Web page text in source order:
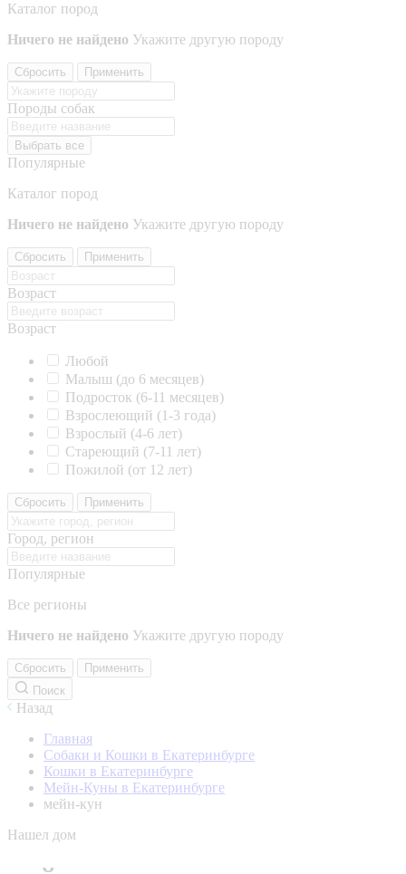
Каталог пород
Ничего не найдено Укажите другую породу
Сбросить Применить
Породы собак
Выбрать все
Популярные
Каталог пород
Ничего не найдено Укажите другую породу
Сбросить Применить
Возраст
Возраст
Любой
Малыш (до 6 месяцев)
Подросток (6-11 месяцев)
Взрослеющий (1-3 года)
Взрослый (4-6 лет)
Стареющий (7-11 лет)
Пожилой (от 12 лет)
Сбросить Применить
Город, регион
Популярные
Все регионы
Ничего не найдено Укажите другую породу
Сбросить
Применить
Поиск
Назад
Главная
Собаки и Кошки в Екатеринбурге
Кошки в Екатеринбурге
Мейн-Куны в Екатеринбурге
мейн-кун
Нашел дом